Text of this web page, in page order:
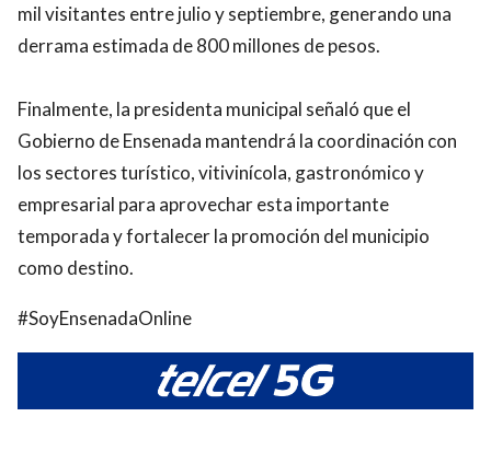
mil visitantes entre julio y septiembre, generando una
derrama estimada de 800 millones de pesos.
Finalmente, la presidenta municipal señaló que el
Gobierno de Ensenada mantendrá la coordinación con
los sectores turístico, vitivinícola, gastronómico y
empresarial para aprovechar esta importante
temporada y fortalecer la promoción del municipio
como destino.
#SoyEnsenadaOnline